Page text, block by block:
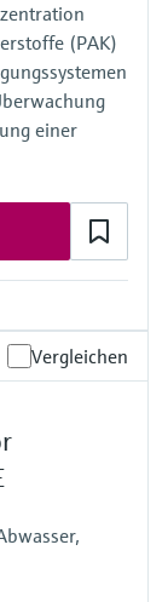
Signalstrom in
Ozon
(PAK)
einer
Vergleichen